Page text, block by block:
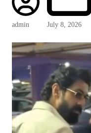
admin July 8, 2026